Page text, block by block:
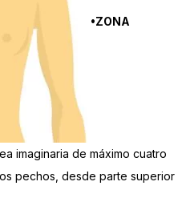
•ZONA
imaginaria de máximo cuatro
pechos, desde parte superior